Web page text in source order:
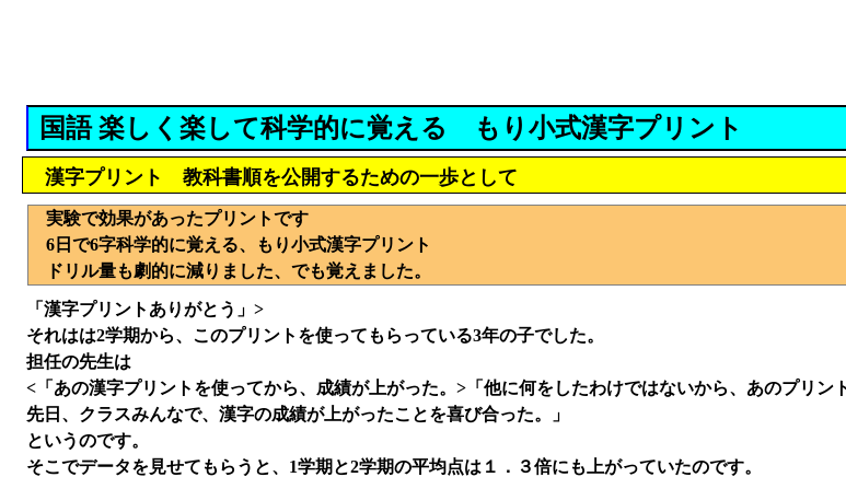
国語 楽しく楽して科学的に覚える もり小式漢字プリント
漢字プリント 教科書順を公開するための一歩として
実験で効果があったプリントです
6日で6字科学的に覚える、もり小式漢字プリント
ドリル量も劇的に減りました、でも覚えました。
「漢字プリントありがとう」>
それはは2学期から、このプリントを使ってもらっている3年の子でした。
担任の先生は
<「あの漢字プリントを使ってから、成績が上がった。>「他に何をしたわけではないから、あのプリン
先日、クラスみんなで、漢字の成績が上がったことを喜び合った。」
というのです。
そこでデータを見せてもらうと、1学期と2学期の平均点は１．３倍にも上がっていたのです。